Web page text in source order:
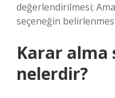
değerlendirilmesi;
seçeneğin
Karar alma
nelerdir?